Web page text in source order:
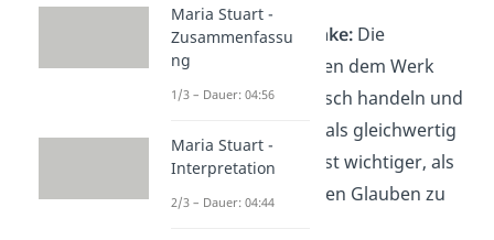
Toleranzgedanke: Die
Menschen sollen dem Werk
zufolge moralisch handeln und
die Religionen als gleichwertig
ansehen. Das ist wichtiger, als
nur dem eigenen Glauben zu
Maria Stuart -
Zusammenfassu
ng
1/3 – Dauer: 04:56
Maria Stuart -
Interpretation
2/3 – Dauer: 04:44